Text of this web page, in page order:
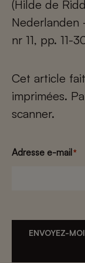
(Hilde de
Nederlanden
nr 11, pp. 11-
Cet article
imprimées.
scanner.
Adresse e-mail*
ENVOYEZ-